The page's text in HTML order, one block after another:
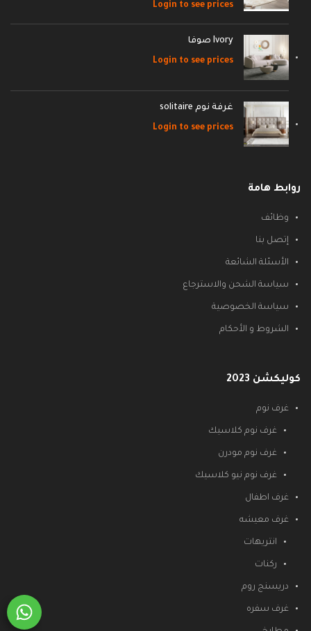
Login to see prices
Ivory صوفا
Login to see prices
غرفة نوم solitaire
Login to see prices
روابط هامة
وظائف
إتصل بنا
الأسئلة الشائعة
سياسة الشحن والاسترجاع
سياسة الخصوصية
الشروط و الأحكام
كوليكشن 2023
غرف نوم
غرف نوم كلاسيك
غرف نوم مودرن
غرف نوم نيو كلاسيك
غرف اطفال
غرف معيشه
انتريهات
ركنات
دريسنج روم
غرف سفره